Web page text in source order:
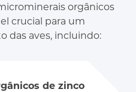
orgânicos
crucial para um
das aves, incluindo:
de zinco